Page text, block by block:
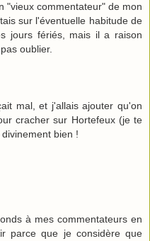
"vieux commentateur" de mon
sur l'éventuelle habitude de
jours fériés, mais il a raison
oublier.
mal, et j'allais ajouter qu'on
cracher sur Hortefeux (je te
bien !
à mes commentateurs en
parce que je considère que